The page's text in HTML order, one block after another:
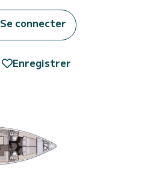
Se connecter
Enregistrer